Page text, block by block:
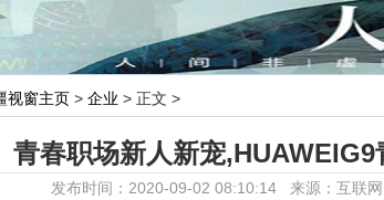
视窗主页 > 企业 > 正文 >
青春职场新人新宠,HUAWEIG9
发布时间：2020-09-02 08:10:14 来源：互联